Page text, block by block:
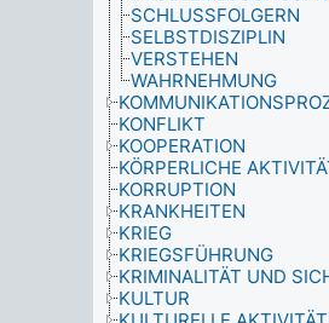
SCHLUSSFOLGERN
SELBSTDISZIPLIN
VERSTEHEN
WAHRNEHMUNG
KONFLIKT
KOOPERATION
KÖRPERLICHE
KORRUPTION
KRANKHEITEN
KRIEG
KRIEGSFÜHRUNG
KRIMINALITÄT UND
KULTUR